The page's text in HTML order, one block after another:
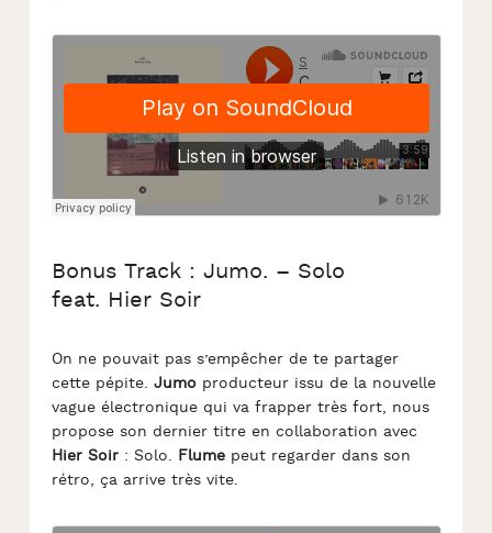
Bonus Track : Jumo. – Solo
feat. Hier Soir
On ne pouvait pas s’empêcher de te partager
cette pépite. Jumoproducteur issu de la nouvelle
vague électronique qui va frapper très fort, nous
propose son dernier titre en collaboration avec
Hier Soir: Solo. Flumepeut regarder dans son
rétro, ça arrive très vite.